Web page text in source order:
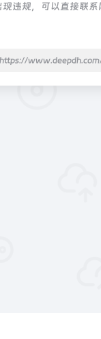
违规，可以直接联
https://